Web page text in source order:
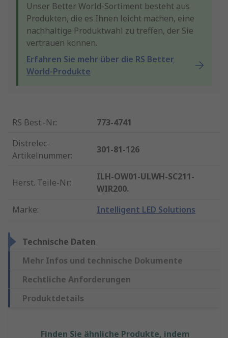
Unser Better World-Sortiment besteht aus
Produkten, die es Ihnen leicht machen, eine
nachhaltige Produktwahl zu treffen, der Sie
vertrauen können.
Erfahren Sie mehr über die RS Better
World-Produkte
RS Best.-Nr.:
773-4741
Distrelec-
Artikelnummer:
301-81-126
Herst. Teile-Nr.:
ILH-OW01-ULWH-SC211-
WIR200.
Marke: Intelligent LED Solutions
Technische Daten
Mehr Infos und technische Dokumente
Rechtliche Anforderungen
Produktdetails
Finden Sie ähnliche Produkte, indem